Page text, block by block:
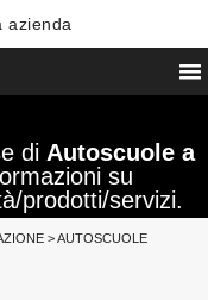
azienda
di Autoscuole a
su
prodotti/servizi.
>AUTOSCUOLE